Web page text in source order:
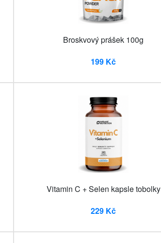
Broskvový prášek 100g
199 Kč
Vitamin C + Selen kapsle tobolky
229 Kč